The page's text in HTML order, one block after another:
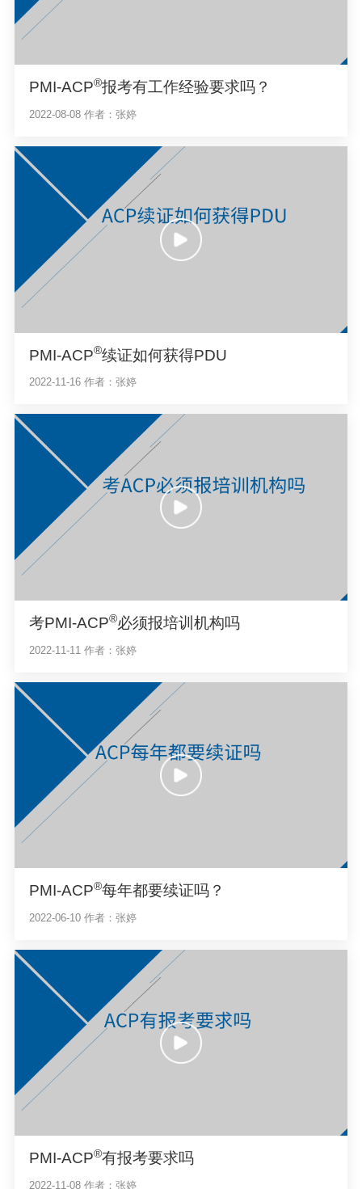
PMI-ACP®报考有工作经验要求吗？
2022-08-08 作者：张婷
PMI-ACP®续证如何获得PDU
2022-11-16 作者：张婷
考PMI-ACP®必须报培训机构吗
2022-11-11 作者：张婷
PMI-ACP®每年都要续证吗？
2022-06-10 作者：张婷
PMI-ACP®有报考要求吗
2022-11-08 作者：张婷